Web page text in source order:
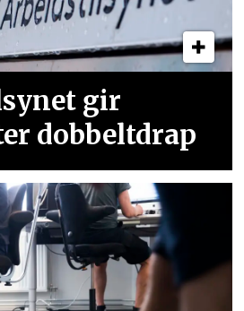
gir
dobbeltdrap